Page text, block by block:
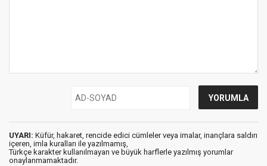
UYARI: Küfür, hakaret, rencide edici cümleler veya imalar, inançlara saldırı
içeren, imla kuralları ile yazılmamış,
Türkçe karakter kullanılmayan ve büyük harflerle yazılmış yorumlar
onaylanmamaktadır.